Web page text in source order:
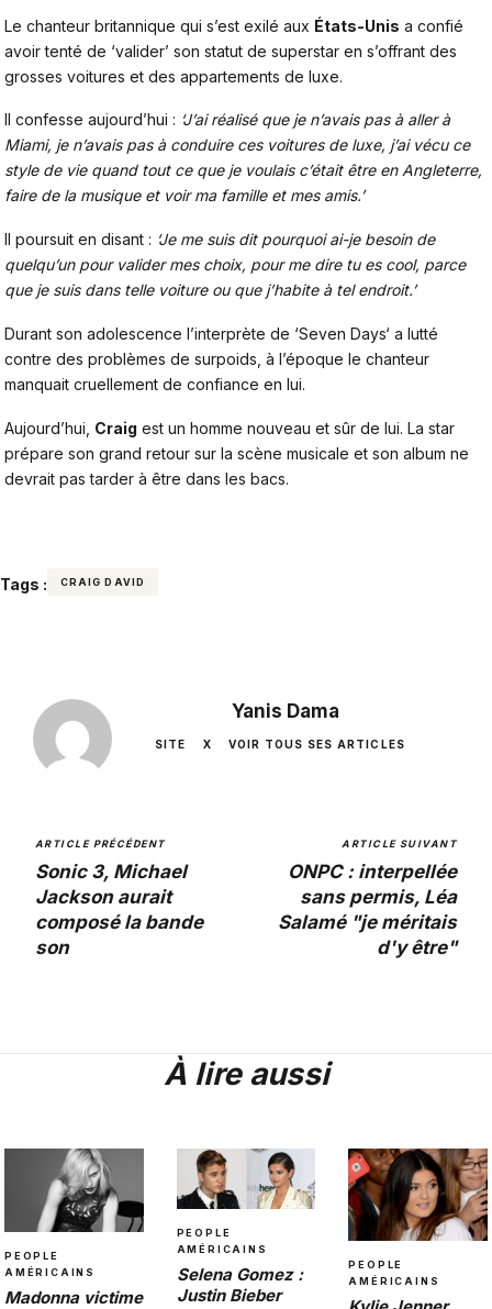
Le chanteur britannique qui s’est exilé aux États-Unis a confié
avoir tenté de ‘valider’ son statut de superstar en s’offrant des
grosses voitures et des appartements de luxe.
Il confesse aujourd’hui : ‘J’ai réalisé que je n’avais pas à aller à
Miami, je n’avais pas à conduire ces voitures de luxe, j’ai vécu ce
style de vie quand tout ce que je voulais c’était être en Angleterre,
faire de la musique et voir ma famille et mes amis.’
Il poursuit en disant : ‘Je me suis dit pourquoi ai-je besoin de
quelqu’un pour valider mes choix, pour me dire tu es cool, parce
que je suis dans telle voiture ou que j’habite à tel endroit.’
Durant son adolescence l’interprète de ‘Seven Days‘ a lutté
contre des problèmes de surpoids, à l’époque le chanteur
manquait cruellement de confiance en lui.
Aujourd’hui, Craig est un homme nouveau et sûr de lui. La star
prépare son grand retour sur la scène musicale et son album ne
devrait pas tarder à être dans les bacs.
Tags : CRAIG DAVID
Yanis Dama
SITE X VOIR TOUS SES ARTICLES
ARTICLE PRÉCÉDENT
Sonic 3, Michael
Jackson aurait
composé la bande
son
ARTICLE SUIVANT
ONPC : interpellée
sans permis, Léa
Salamé "je méritais
d'y être"
À lire aussi
PEOPLE
AMÉRICAINS
Madonna victime
PEOPLE
AMÉRICAINS
Selena Gomez :
Justin Bieber
PEOPLE
AMÉRICAINS